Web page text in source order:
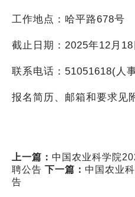
工作地点：哈平路678号
截止日期：2025年12月18
联系电话：51051618(人
报名简历、邮箱和要求见
上一篇： 中国农业科学院
聘公告 下一篇： 中国农业
告